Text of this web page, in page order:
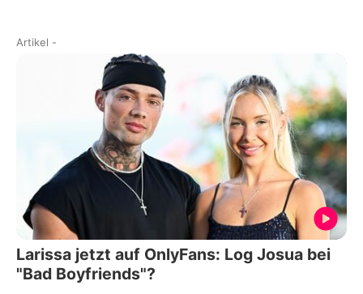
Artikel -
Larissa jetzt auf OnlyFans: Log Josua bei
"Bad Boyfriends"?